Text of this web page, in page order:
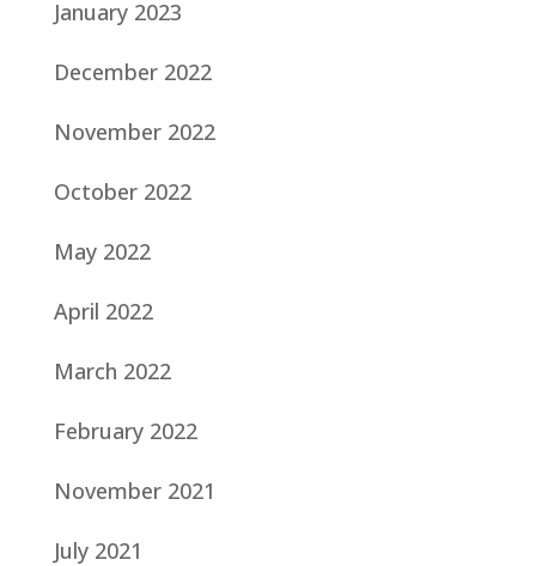
January 2023
December 2022
November 2022
October 2022
May 2022
April 2022
March 2022
February 2022
November 2021
July 2021